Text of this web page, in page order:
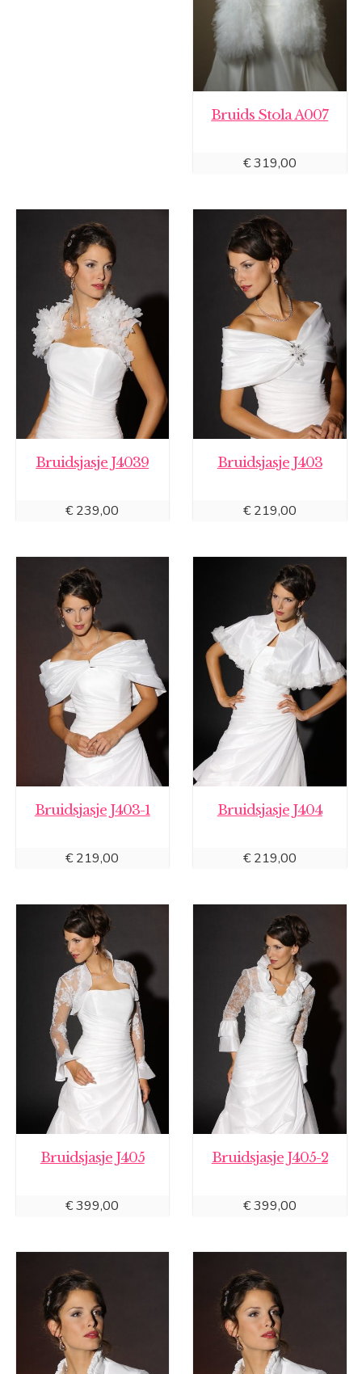
Bruids Stola A007
€319,00
Bruidsjasje J4039
€239,00
Bruidsjasje J403
€219,00
Bruidsjasje J403-1
€219,00
Bruidsjasje J404
€219,00
Bruidsjasje J405
€399,00
Bruidsjasje J405-2
€399,00